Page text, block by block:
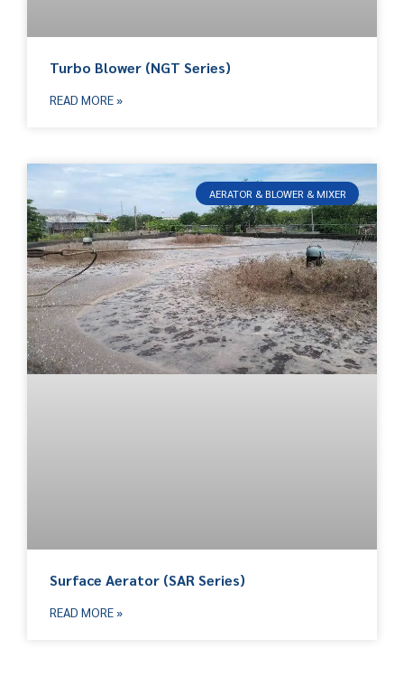
Turbo Blower (NGT Series)
READ MORE »
AERATOR & BLOWER & MIXER
Surface Aerator (SAR Series)
READ MORE »